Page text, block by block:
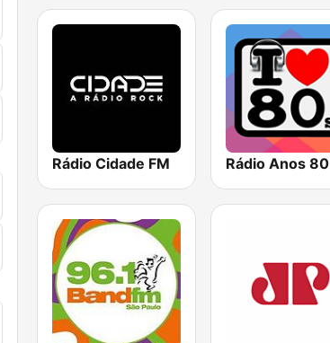
Rádio Cidade FM Rádio Anos 80